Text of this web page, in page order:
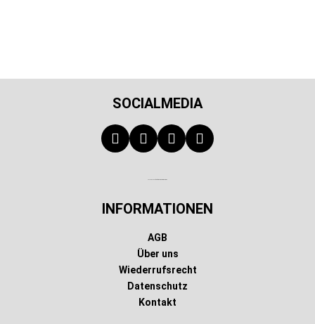
SOCIALMEDIA
INFORMATIONEN
AGB
Über uns
Wiederrufsrecht
Datenschutz
Kontakt